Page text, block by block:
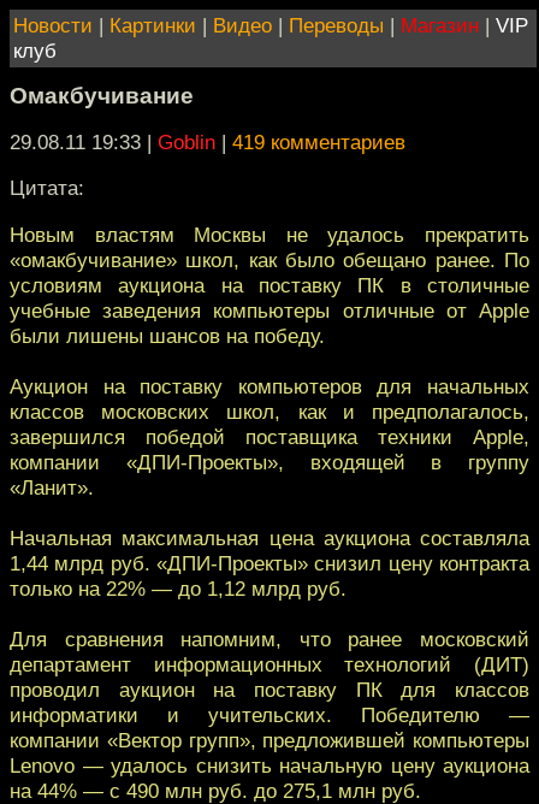
Новости | Картинки | Видео | Переводы | Магазин | VIP
клуб
Омакбучивание
29.08.11 19:33 | Goblin | 419 комментариев
Цитата:
Новым властям Москвы не удалось прекратить
«омакбучивание» школ, как было обещано ранее. По
условиям аукциона на поставку ПК в столичные
учебные заведения компьютеры отличные от Apple
были лишены шансов на победу.
Аукцион на поставку компьютеров для начальных
классов московских школ, как и предполагалось,
завершился победой поставщика техники Apple,
компании «ДПИ-Проекты», входящей в группу
«Ланит».
Начальная максимальная цена аукциона составляла
1,44 млрд руб. «ДПИ-Проекты» снизил цену контракта
только на 22% — до 1,12 млрд руб.
Для сравнения напомним, что ранее московский
департамент информационных технологий (ДИТ)
проводил аукцион на поставку ПК для классов
информатики и учительских. Победителю —
компании «Вектор групп», предложившей компьютеры
Lenovo — удалось снизить начальную цену аукциона
на 44% — с 490 млн руб. до 275,1 млн руб.